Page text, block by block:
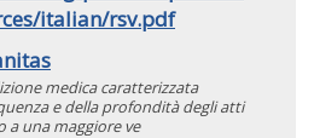
italian/rsv.pdf
medica caratterizzata
e della profondità degli atti
una maggiore ve